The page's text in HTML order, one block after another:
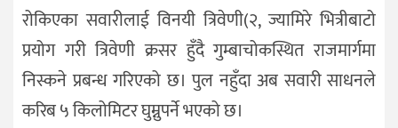
रोकिएका सवारीलाई विनयी त्रिवेणी(२, ज्यामिरे भित्रीबाटो
प्रयोग गरी त्रिवेणी क्रसर हुँदै गुम्बाचोकस्थित राजमार्गमा
निस्कने प्रबन्ध गरिएको छ। पुल नहुँदा अब सवारी साधनले
करिब ५ किलोमिटर घुम्नुपर्ने भएको छ।